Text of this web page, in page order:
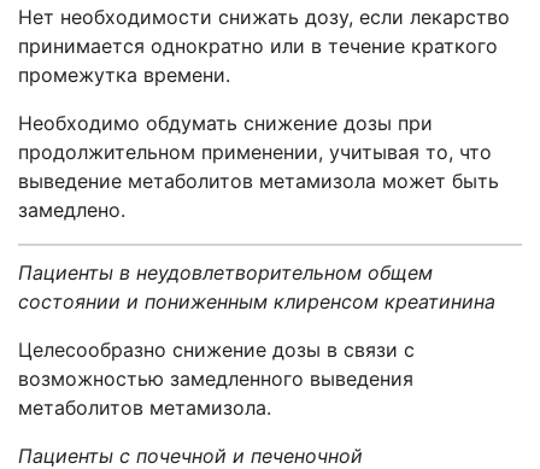
Нет необходимости снижать дозу, если лекарство
принимается однократно или в течение краткого
промежутка времени.
Необходимо обдумать снижение дозы при
продолжительном применении, учитывая то, что
выведение метаболитов метамизола может быть
замедлено.
Пациенты в неудовлетворительном общем
состоянии и пониженным клиренсом креатинина
Целесообразно снижение дозы в связи с
возможностью замедленного выведения
метаболитов метамизола.
Пациенты с почечной и печеночной